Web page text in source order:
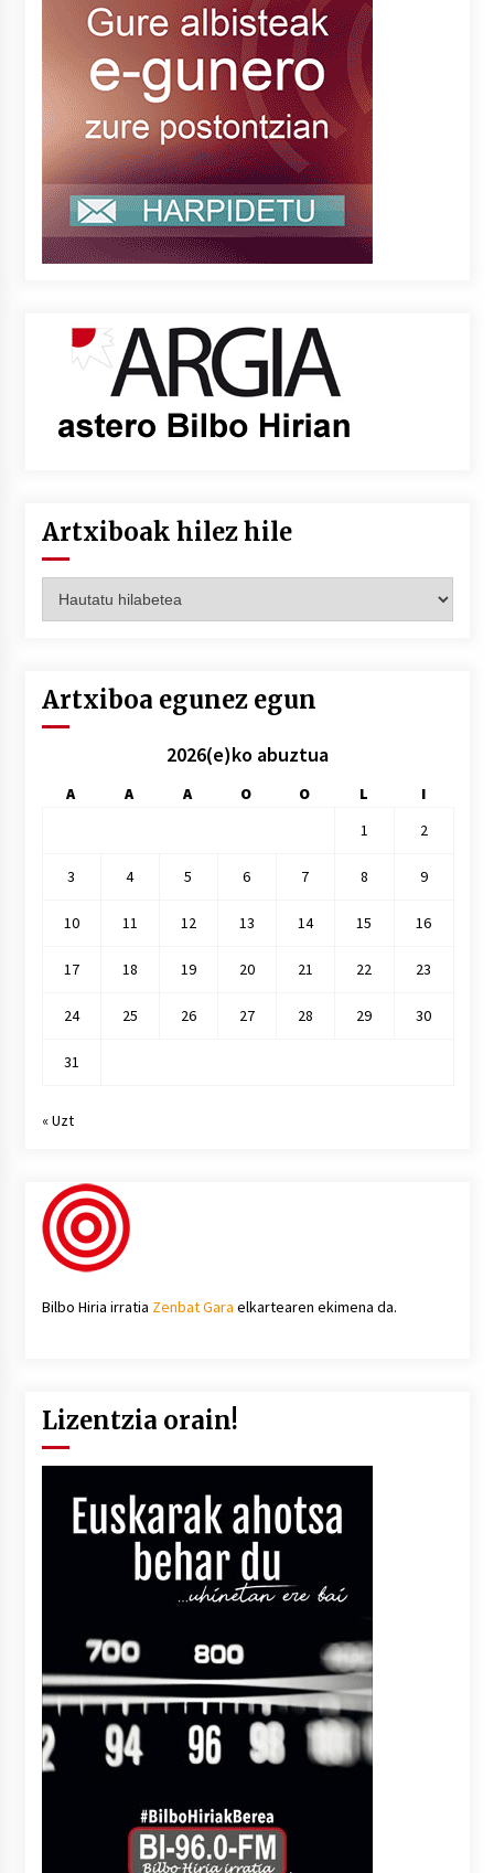
Artxiboak hilez hile
hilez
Artxiboa egunez egun
2026(e)ko abuztua
A A A O O L
I
1
2
3 4 5 6 7 8 9
10 11 12 13 14 15 16
17 18 19 20 21 22 23
24 25 26 27 28 29 30
31
« Uzt
Bilbo Hiria irratia Zenbat Gara elkartearen ekimena da.
Lizentzia orain!